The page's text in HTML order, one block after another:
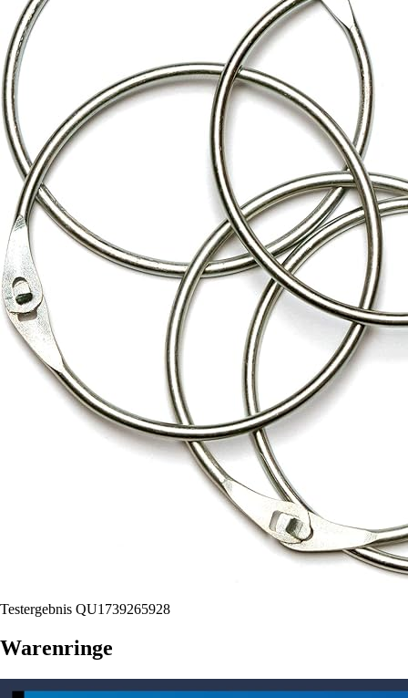
Testergebnis QU1739265928
Warenringe